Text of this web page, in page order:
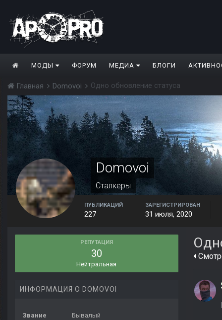
МОДЫ ФОРУМ МЕДИА БЛОГИ
Главная Domovoi Одно обновление статуса
Domovoi
Сталкеры
ПУБЛИКАЦИЙ
227
ЗАРЕГИСТРИРОВАН
31 июля, 2020
РЕПУТАЦИЯ
30
Нейтральная
ИНФОРМАЦИЯ О DOMOVOI
Звание Бывалый